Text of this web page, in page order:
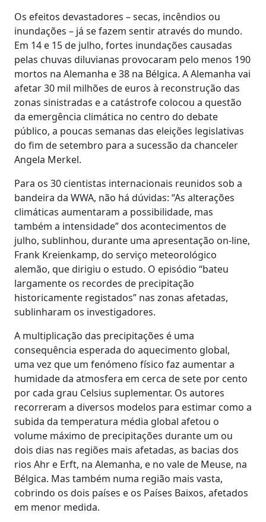
Os efeitos devastadores – secas, incêndios ou
inundações – já se fazem sentir através do mundo.
Em 14 e 15 de julho, fortes inundações causadas
pelas chuvas diluvianas provocaram pelo menos 190
mortos na Alemanha e 38 na Bélgica. A Alemanha vai
afetar 30 mil milhões de euros à reconstrução das
zonas sinistradas e a catástrofe colocou a questão
da emergência climática no centro do debate
público, a poucas semanas das eleições legislativas
do fim de setembro para a sucessão da chanceler
Angela Merkel.
Para os 30 cientistas internacionais reunidos sob a
bandeira da WWA, não há dúvidas: “As alterações
climáticas aumentaram a possibilidade, mas
também a intensidade” dos acontecimentos de
julho, sublinhou, durante uma apresentação on-line,
Frank Kreienkamp, do serviço meteorológico
alemão, que dirigiu o estudo. O episódio “bateu
largamente os recordes de precipitação
historicamente registados” nas zonas afetadas,
sublinharam os investigadores.
A multiplicação das precipitações é uma
consequência esperada do aquecimento global,
uma vez que um fenómeno físico faz aumentar a
humidade da atmosfera em cerca de sete por cento
por cada grau Celsius suplementar. Os autores
recorreram a diversos modelos para estimar como a
subida da temperatura média global afetou o
volume máximo de precipitações durante um ou
dois dias nas regiões mais afetadas, as bacias dos
rios Ahr e Erft, na Alemanha, e no vale de Meuse, na
Bélgica. Mas também numa região mais vasta,
cobrindo os dois países e os Países Baixos, afetados
em menor medida.